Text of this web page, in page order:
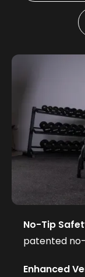
No-Tip
patented
Enhanced